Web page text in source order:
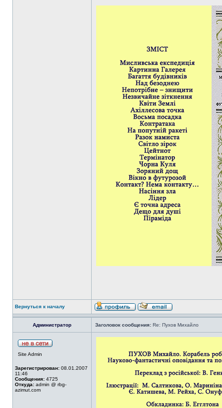
Вернуться к началу
Администратор Заголовок сообщения: Re: Пухов Михайло
Site Admin
Зарегистрирован: 08.01.2007
11:46
Сообщения: 4725
Откуда: admin @ rbg-
azimut.com